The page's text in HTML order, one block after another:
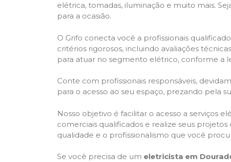
elétrica, tomadas, iluminação e muito mais.
para a ocasião.
O Grifo conecta você a profissionais
critérios rigorosos, incluindo avaliações
para atuar no segmento elétrico, conforme a
Conte com profissionais responsáveis,
para o acesso ao seu espaço, prezando pela
Nosso objetivo é facilitar o acesso a serviços
comerciais qualificados e realize seus
qualidade e o profissionalismo que você
Se você precisa de um eletricista em